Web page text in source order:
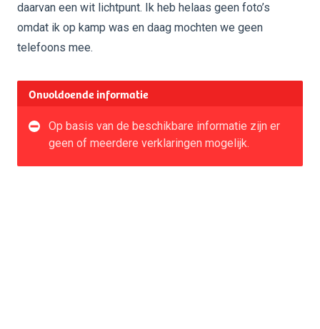
daarvan een wit lichtpunt. Ik heb helaas geen foto’s
omdat ik op kamp was en daag mochten we geen
telefoons mee.
Onvoldoende informatie
Op basis van de beschikbare informatie zijn er
geen of meerdere verklaringen mogelijk.